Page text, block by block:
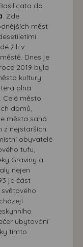
do
. Zde
měst
žili v
Dnes je
2019 byla
kultury.
plná
Celé město
domů,
města sahá
z nejstarších
obyvatelé
tufu,
Graviny a
nejen
je část
ubytování
tímto